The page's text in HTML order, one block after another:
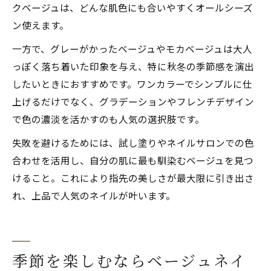
クベージュは、どんな肌色にも合いやすくオールシーズ
ン使えます。
一方で、グレーがかったベージュやモカベージュは大人
っぽく落ち着いた印象を与え、特に秋冬の季節感を演出
したいときにおすすめです。ワンカラーでシンプルに仕
上げるだけでなく、グラデーションやフレンチデザイン
で色の濃淡を活かすのも人気の選択肢です。
失敗を避けるためには、試し塗りやネイルサロンでの色
合わせを活用し、自分の肌に最も馴染むベージュを見つ
けること。これにより指先の美しさが最大限に引き出さ
れ、上品で人気のネイルが叶います。
季節を楽しむならベージュネイ